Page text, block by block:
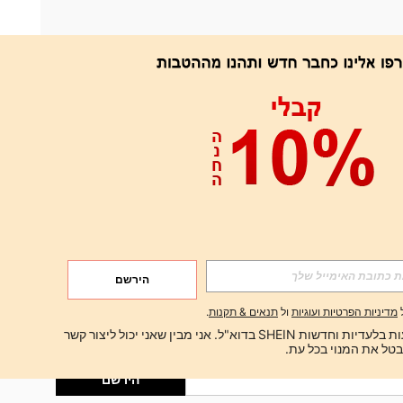
אפליקציה
הירשם
הירשם
הירשם
הירשם
מדיניות הפרטיות ועוגיות ול תנאים & תקנות.
ברצוני לקבל הצעות בלעדיות וחדשות SHEIN בדוא"ל. אני מבין שאני יכול ליצור קשר